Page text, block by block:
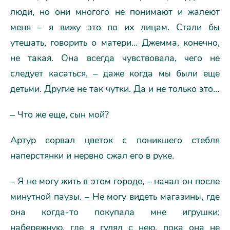
люди, но они многого не понимают и жалеют
меня – я вижу это по их лицам. Стали бы
утешать, говорить о матери… Джемма, конечно,
не такая. Она всегда чувствовала, чего не
следует касаться, – даже когда мы были еще
детьми. Другие не так чутки. Да и не только это…
– Что же еще, сын мой?
Артур сорвал цветок с поникшего стебля
наперстянки и нервно сжал его в руке.
– Я не могу жить в этом городе, – начал он после
минутной паузы. – Не могу видеть магазины, где
она когда-то покупала мне игрушки;
набережную, где я гулял с нею, пока она не